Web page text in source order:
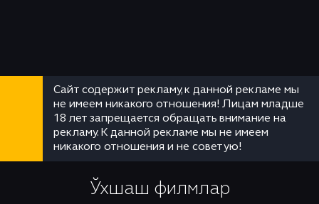
Сайт содержит рекламу, к данной рекламе мы
не имеем никакого отношения! Лицам младше
18 лет запрещается обращать внимание на
рекламу. К данной рекламе мы не имеем
никакого отношения и не советую!
Ўхшаш филмлар